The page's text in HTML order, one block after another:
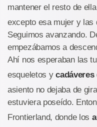
mantener el resto de
excepto esa mujer y las
Seguimos avanzando.
empezábamos a
Ahí nos esperaban las
esqueletos ycadáveres
asiento no dejaba de
estuviera poseído.
Frontierland, donde los